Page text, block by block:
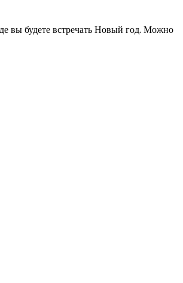
вы будете встречать Новый год. Можно